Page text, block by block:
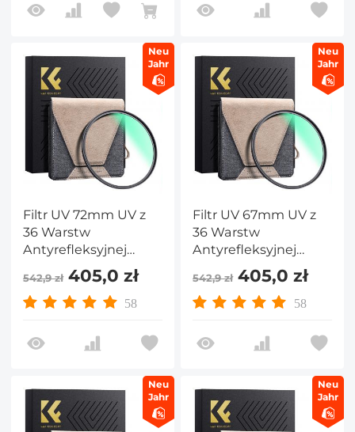
Seria Nano X PRO
Seria Nano X PRO
Neu
Jahr
Filtr UV 72mm UV z
36 Warstw
Antyrefleksyjnej
Zielonej Folii,
Wodoodporny i
Odporny na
Mosiężna Ramka
Seria Nano X PRO
542,9 zł405,0 zł
58
Neu
Jahr
Filtr UV 67mm UV z
36 Warstw
Antyrefleksyjnej
Zielonej Folii,
Wodoodporny i
Odporny na
Mosiężna Ramka
Seria Nano X PRO
542,9 zł405,0 zł
58
Neu
Jahr
Neu
Jahr